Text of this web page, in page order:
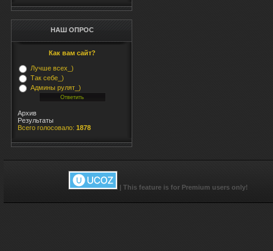
НАШ ОПРОС
Как вам сайт?
Лучше всех_)
Так себе_)
Админы рулят_)
Архив
Результаты
Всего голосовало: 1878
| This feature is for Premium users only!